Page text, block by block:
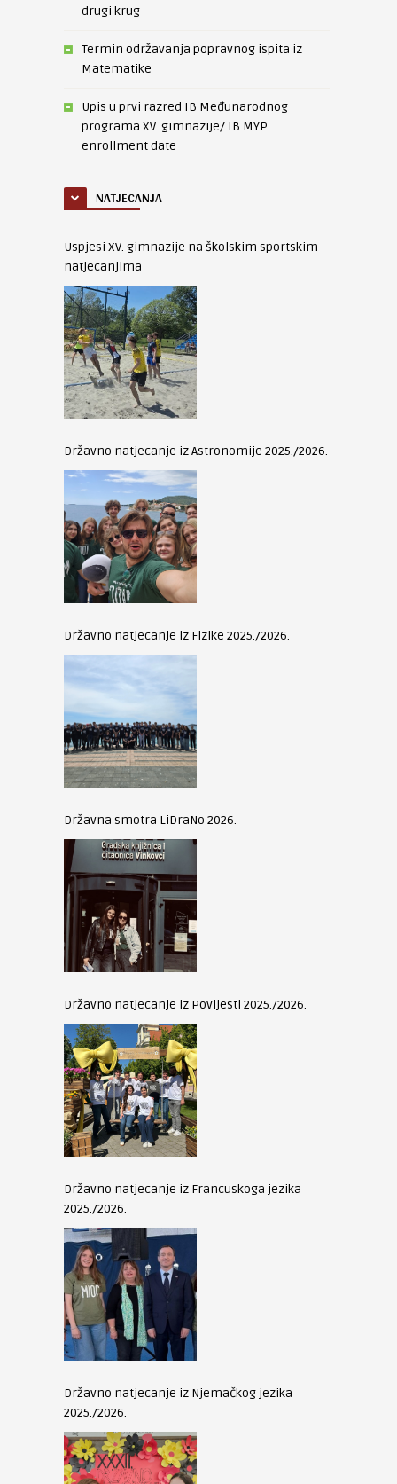
drugi krug
Termin održavanja popravnog ispita iz
Matematike
Upis u prvi razred IB Međunarodnog
programa XV. gimnazije/ IB MYP
enrollment date
NATJECANJA
Uspjesi XV. gimnazije na školskim sportskim
natjecanjima
Državno natjecanje iz Astronomije 2025./2026.
Državno natjecanje iz Fizike 2025./2026.
Državna smotra LiDraNo 2026.
Državno natjecanje iz Povijesti 2025./2026.
Državno natjecanje iz Francuskoga jezika
2025./2026.
Državno natjecanje iz Njemačkog jezika
2025./2026.